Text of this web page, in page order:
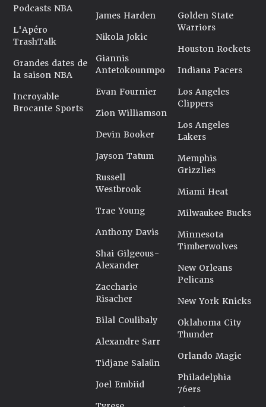
Podcasts NBA
L'Apéro
TrashTalk
Grandes dates de
la saison NBA
Incroyable
Brocante Sports
James Harden
Nikola Jokic
Giannis
Antetokounmpo
Evan Fournier
Zion Williamson
Devin Booker
Jayson Tatum
Russell
Westbrook
Trae Young
Anthony Davis
Shai Gilgeous-
Alexander
Zaccharie
Risacher
Bilal Coulibaly
Alexandre Sarr
Tidjane Salaün
Joel Embiid
Golden State
Warriors
Houston Rockets
Indiana Pacers
Los Angeles
Clippers
Los Angeles
Lakers
Memphis
Grizzlies
Miami Heat
Milwaukee Bucks
Minnesota
Timberwolves
New Orleans
Pelicans
New York Knicks
Oklahoma City
Thunder
Orlando Magic
Philadelphia
76ers